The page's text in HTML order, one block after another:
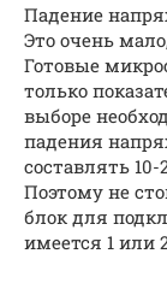
Падение
Это очень
Готовые
только
выборе
падения
составлять 10-
Поэтому не
блок для
имеется 1 или